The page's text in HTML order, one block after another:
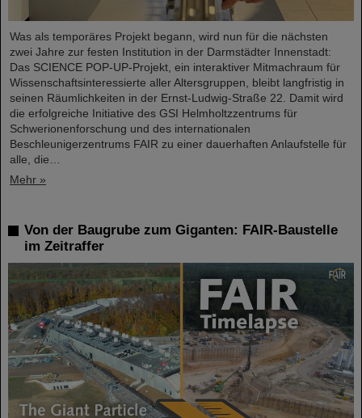
Was als temporäres Projekt begann, wird nun für die nächsten
zwei Jahre zur festen Institution in der Darmstädter Innenstadt:
Das SCIENCE POP-UP-Projekt, ein interaktiver Mitmachraum für
Wissenschaftsinteressierte aller Altersgruppen, bleibt langfristig in
seinen Räumlichkeiten in der Ernst-Ludwig-Straße 22. Damit wird
die erfolgreiche Initiative des GSI Helmholtzzentrums für
Schwerionenforschung und des internationalen
Beschleunigerzentrums FAIR zu einer dauerhaften Anlaufstelle für
alle, die…
Mehr »
Von der Baugrube zum Giganten: FAIR-Baustelle
im Zeitraffer